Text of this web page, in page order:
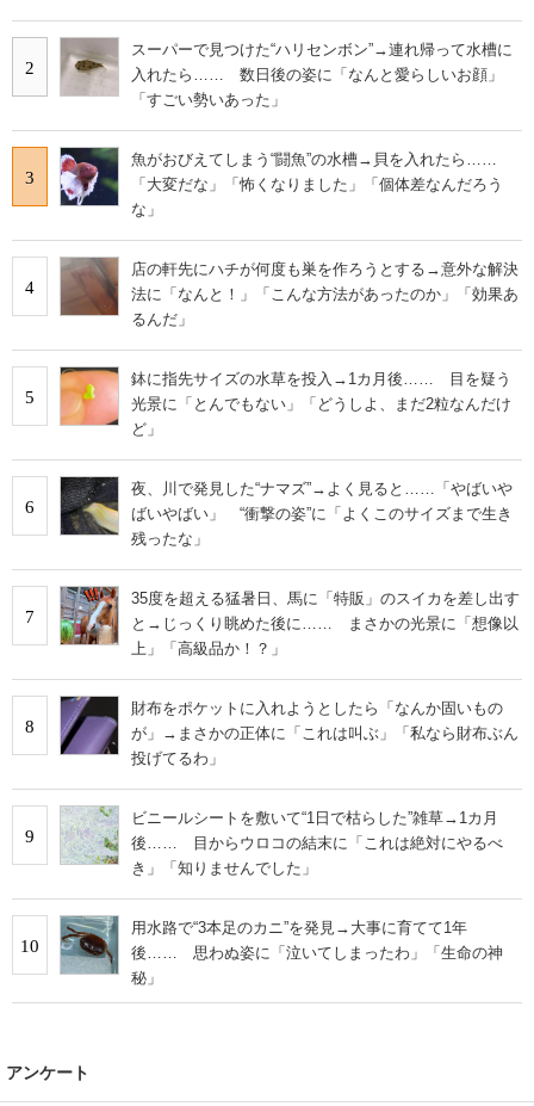
2
スーパーで見つけた“ハリセンボン”→連れ帰って水槽に
入れたら…… 数日後の姿に「なんと愛らしいお顔」
「すごい勢いあった」
3
魚がおびえてしまう“闘魚”の水槽→貝を入れたら……
「大変だな」「怖くなりました」「個体差なんだろう
な」
4
店の軒先にハチが何度も巣を作ろうとする→意外な解決
法に「なんと！」「こんな方法があったのか」「効果あ
るんだ」
5
鉢に指先サイズの水草を投入→1カ月後…… 目を疑う
光景に「とんでもない」「どうしよ、まだ2粒なんだけ
ど」
6
夜、川で発見した“ナマズ”→よく見ると……「やばいや
ばいやばい」 “衝撃の姿”に「よくこのサイズまで生き
残ったな」
7
35度を超える猛暑日、馬に「特販」のスイカを差し出す
と→じっくり眺めた後に…… まさかの光景に「想像以
上」「高級品か！？」
8
財布をポケットに入れようとしたら「なんか固いもの
が」→まさかの正体に「これは叫ぶ」「私なら財布ぶん
投げてるわ」
9
ビニールシートを敷いて“1日で枯らした”雑草→1カ月
後…… 目からウロコの結末に「これは絶対にやるべ
き」「知りませんでした」
10
用水路で“3本足のカニ”を発見→大事に育てて1年
後…… 思わぬ姿に「泣いてしまったわ」「生命の神
秘」
アンケート